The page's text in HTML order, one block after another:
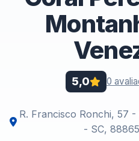
5,0 0
R. Francisco Ronchi, 57
- SC,